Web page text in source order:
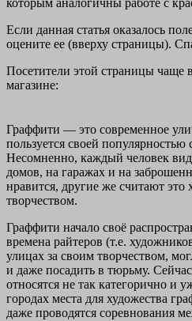
которым аналогичны работе с
Если данная статья оказалось
оцените ее (вверху страницы).
Посетители этой страницы чаще
магазине:
Граффити — это современное
пользуется своей
Несомненно, каждый человек
домов, на гаражах и на
нравится, другие же считают это
творчеством.
Граффити начало своё
времена райтеров (т.е.
улицах за своим творчеством,
и даже посадить в тюрьму.
относятся не так категорично и
городах места для художества
даже проводятся соревнования